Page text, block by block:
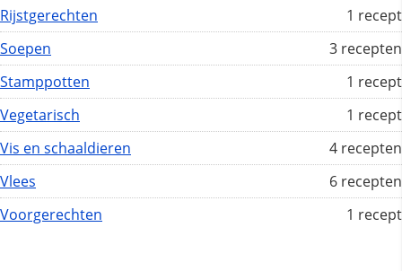
1 recept
Rijstgerechten
3 recepten
Soepen
1 recept
Stamppotten
1 recept
Vegetarisch
4 recepten
Vis en schaaldieren
6 recepten
Vlees
1 recept
Voorgerechten